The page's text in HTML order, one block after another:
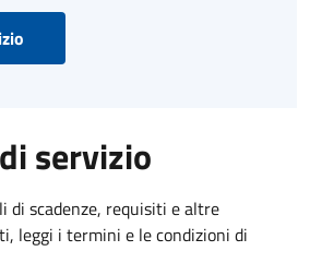
servizio
di scadenze, requisiti e altre
leggi i termini e le condizioni di